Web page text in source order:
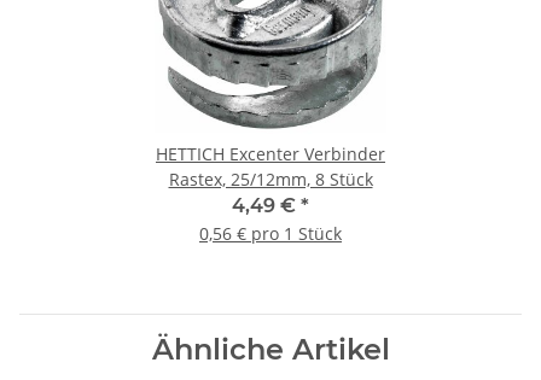
HETTICH Excenter Verbinder
Rastex, 25/12mm, 8 Stück
4,49 € *
0,56 € pro 1 Stück
Ähnliche Artikel